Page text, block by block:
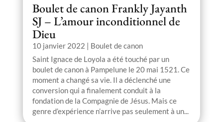
Boulet de canon Frankly Jayanth
SJ – L’amour inconditionnel de
Dieu
10 janvier 2022
Boulet de canon
Saint Ignace de Loyola a été touché par un
boulet de canon à Pampelune le 20 mai 1521. Ce
moment a changé sa vie. Il a déclenché une
conversion qui a finalement conduit à la
fondation de la Compagnie de Jésus. Mais ce
genre d’expérience n’arrive pas seulement à un...